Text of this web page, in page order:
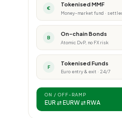
€
Tokenised MMF
Money-market fund ·
B
On-chain Bonds
Atomic DvP, no FX risk
F
Tokenised Funds
Euro entry & exit · 24/7
ON / OFF-RAMP
EUR ⇄ EURW ⇄ RWA